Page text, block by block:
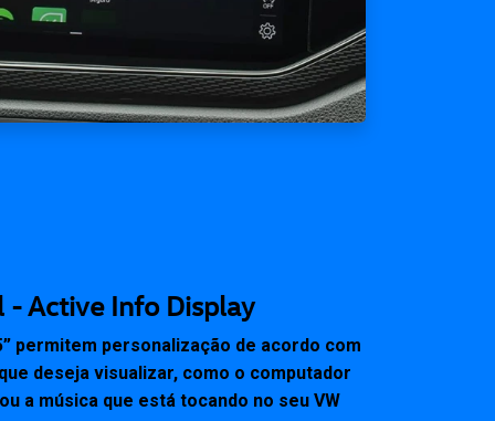
- Active Info Display
permitem personalização de acordo com
deseja visualizar, como o computador
a música que está tocando no seu VW